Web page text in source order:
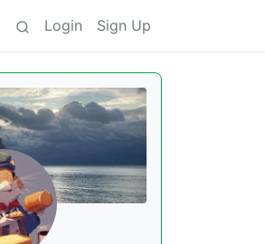
Login Sign Up